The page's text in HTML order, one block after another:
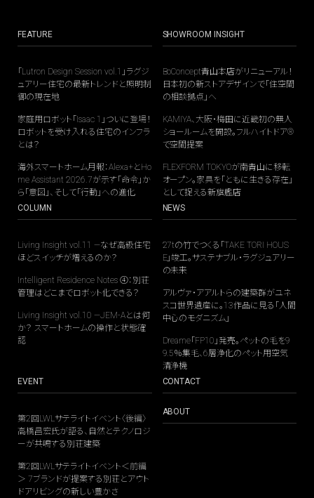
FEATURE
「Lutron Design Session vol.1」ラグジ
ュアリー住宅の最新トレンドと照明制
御の現在地
家庭用ロボット「Isaac 1」ついに登場！
ロボットを受け入れる住宅のインフラ
とは？
海外スマートホーム月報：Alexa+とHo
me Assistant 2026.7が示す「命令」か
ら「意図」、そして「行動」への進化
SHOWROOM INSIGHT
BoConcept青山本店がリニューアル！
日本初の新ストアデザインで「住空間
の相談拠点」へ
KAMIYA、大阪・梅田に近畿初の無人
ショールームを開設。フルハイトドア®
で空間提案
FLEXFORM TOKYOが南青山に移転
オープン。家具を「ともに生きる存在」
として捉える新旗艦店
COLUMN
Living Insight vol.11 —なぜ高級住宅
ほどスイッチが増えるのか？
Intelligent Residence Notes ④：別荘
管理はどこまでロボット化できる？
Living Insight vol.10 —JEM-Aとは何
か？ スマートホームの操作と状態確
認
NEWS
27tの竹でつくる「TAKE TORI HOUS
E」竣工。サステナブル・ラグジュアリー
の未来
アルヴァ・アアルトらの建築群がユネ
スコ世界遺産に。13作品に見る「人間
中心のモダニズム」
Dreame「FP10」発売。ペットの毛を9
9.5％集毛、6層浄化のペット用空気
清浄機
EVENT
第2回LWLサテライトイベント〈後編〉
高橋昌宏氏が語る、自然とテクノロジ
ーが共鳴する別荘建築
第2回LWLサテライトイベント＜前編
＞ 7ブランドが提案する別荘とアウト
ドアリビングの新しい豊かさ
CONTACT
ABOUT